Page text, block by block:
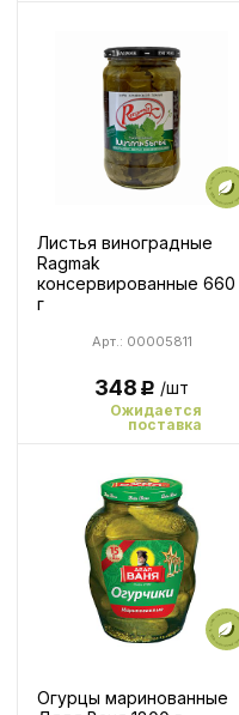
Листья виноградные
Ragmak
консервированные 660
г
Арт.: 00005811
348Р /шт
Ожидается
поставка
Огурцы маринованные